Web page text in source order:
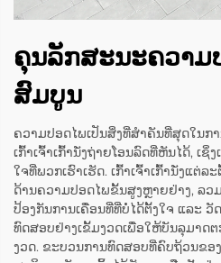
ຄຸນລັກສະນະຄວາມ
ສົມບູນ
ຄວາມປອດໄພເປັນສິ່ງທີ່ສຳຄັນທີ່ສຸດໃນກ
ເກົ້າເຈົ້າເກົ້ານັ່ງຖ່າຍໂອນລົດທີ່ຫັນໄດ້, ເ
ໃຈທີ່ພວກເຮົາເຮັດ. ເກົ້າເຈົ້າເກົ້ານັ່ງແຕ່
ດ້ານຄວາມປອດໄພຂັ້ນສູງຫຼາຍຢ່າງ, ລວ
ປ້ອງກັນການເຄື່ອນທີ່ທີ່ບໍ່ໄດ້ຕັ້ງໃຈ ແລະ
ທົດສອບຢ່າງເຂັ້ມງວດເພື່ອໃຫ້ບັນລຸມາດ
ງວດ. ຂະບວນການທົດສອບທີ່ຄົບຖ້ວນຂອ